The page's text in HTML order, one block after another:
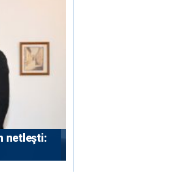
netleşti: